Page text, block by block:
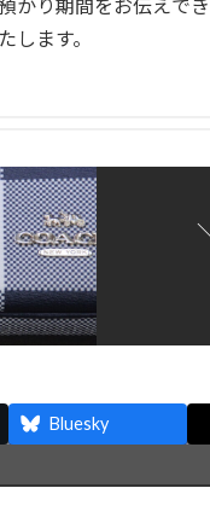
かり期間をお伝えでき
します。
Bluesky